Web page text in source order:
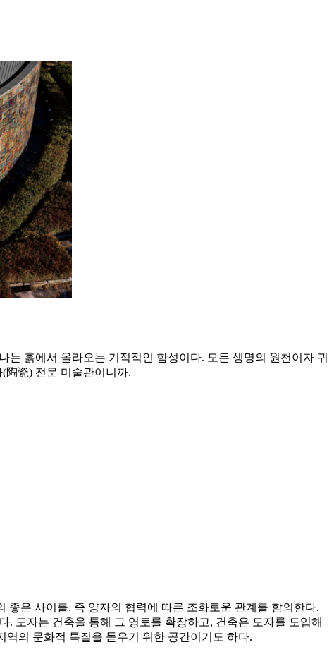
흙에서 올라오는 기적적인 함성이다. 모든 생명의 원천이자 귀
陶瓷) 전문 미술관이니까.
좋은 사이를, 즉 양자의 협력에 따른 조화로운 관계를 함의한다.
. 도자는 건축을 통해 그 영토를 확장하고, 건축은 도자를 도입해
의 문화적 특질을 돋우기 위한 공간이기도 하다.